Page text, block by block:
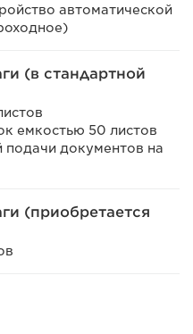
автоматической
(в стандартной
емкостью 50 листов
подачи документов на
(приобретается